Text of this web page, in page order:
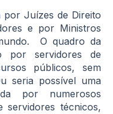
por Juízes de Direito
e por Ministros
O quadro da
por servidores de
públicos, sem
seria possível uma
por numerosos
servidores técnicos,